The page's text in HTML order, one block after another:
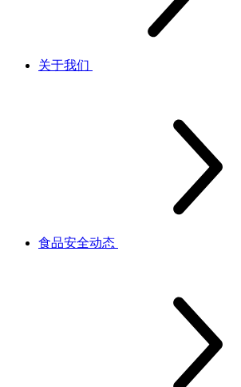
关于我们
食品安全动态